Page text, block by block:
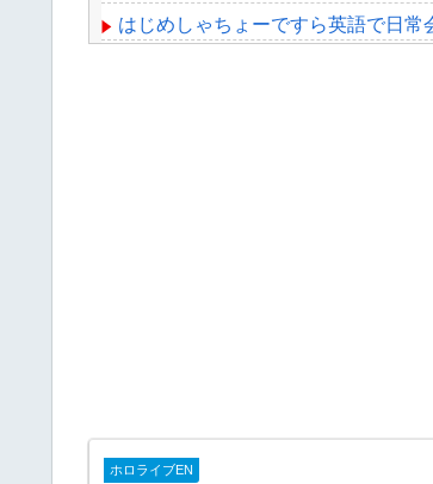
はじめしゃちょーですら英語で日
ホロライブEN